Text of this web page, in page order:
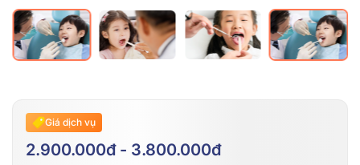
Giá dịch vụ
2.900.000đ - 3.800.000đ